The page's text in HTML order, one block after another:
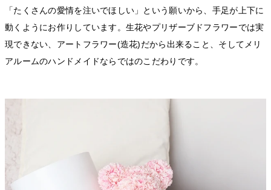
「たくさんの愛情を注いでほしい」という願いから、手足が上下に
動くようにお作りしています。生花やプリザーブドフラワーでは実
現できない、アートフラワー(造花)だから出来ること、そしてメリ
アルームのハンドメイドならではのこだわりです。